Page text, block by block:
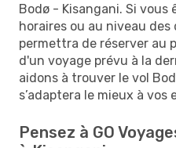
Bodø - Kisangani. Si vous
horaires ou au niveau
permettra de réserver au
d'un voyage prévu à la
aidons à trouver le vol
s’adaptera le mieux à vos
Pensez à GO